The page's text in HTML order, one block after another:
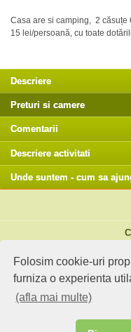
Folosim cookie-uri
furniza o experienta
(afla mai multe)
Casa are si camping, 2 căsuțe
15 lei/persoană, cu toate
Descriere
Preturi si camere
Comentarii
Descriere activitati
Unde suntem - cum sa